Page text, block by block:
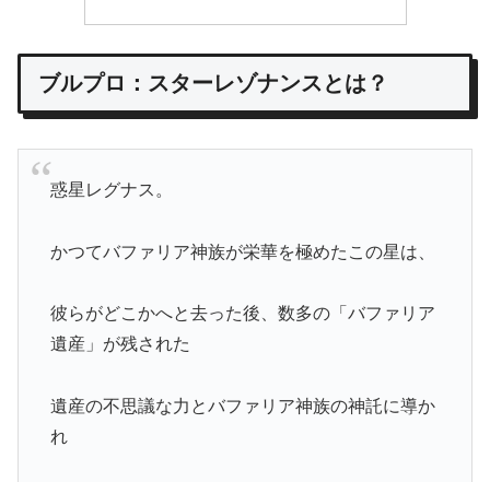
ブルプロ：スターレゾナンスとは？
惑星レグナス。
かつてバファリア神族が栄華を極めたこの星は、
彼らがどこかへと去った後、数多の「バファリア
遺産」が残された
遺産の不思議な力とバファリア神族の神託に導か
れ